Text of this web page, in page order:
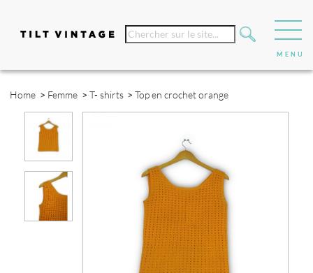
Home > Femme > T- shirts >Top en crochet orange